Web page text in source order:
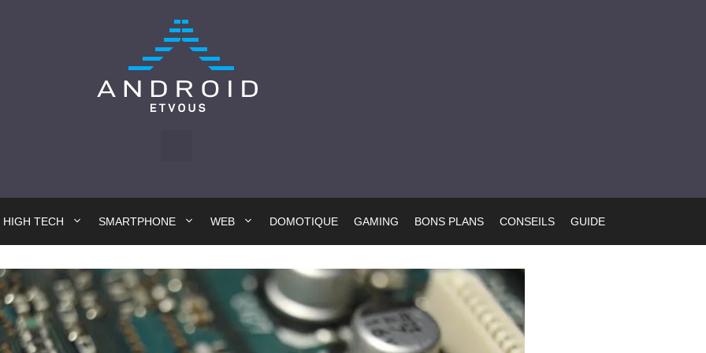
HIGH TECH SMARTPHONE WEB DOMOTIQUE GAMING BONS PLANS CONSEILS GUIDE